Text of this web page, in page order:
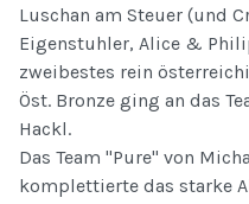
Luschan am Steuer (und
Eigenstuhler, Alice &
zweibestes rein
Öst. Bronze ging an das
Hackl.
Das Team "Pure" von
komplettierte das starke